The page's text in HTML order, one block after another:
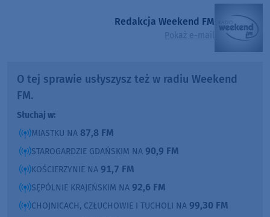
Redakcja Weekend FM
Pokaż e-mail
O tej sprawie usłyszysz też w radiu Weekend
FM.
Słuchaj w:
MIASTKU NA 87,8 FM
STAROGARDZIE GDAŃSKIM NA 90,9 FM
KOŚCIERZYNIE NA 91,7 FM
SĘPÓLNIE KRAJEŃSKIM NA 92,6 FM
CHOJNICACH, CZŁUCHOWIE I TUCHOLI NA 99,30 FM